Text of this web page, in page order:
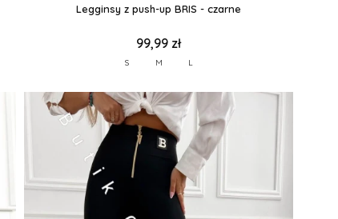
Legginsy z push-up BRIS - czarne
99,99 zł
S M L